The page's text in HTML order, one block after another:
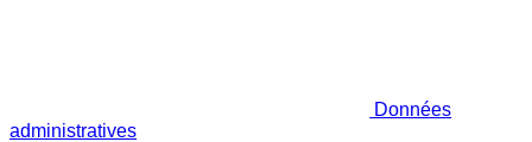
Données
administratives